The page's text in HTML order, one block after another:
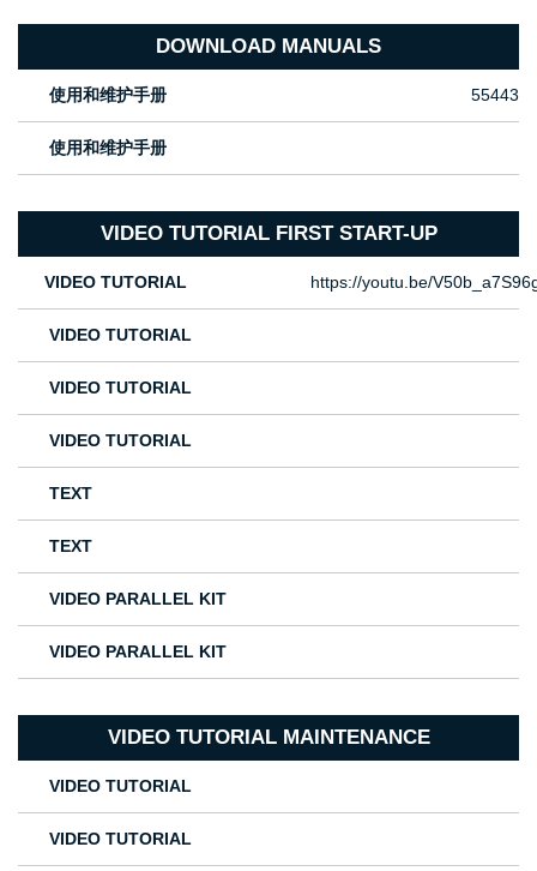
DOWNLOAD MANUALS
使用和维护手册 55443
使用和维护手册
VIDEO TUTORIAL FIRST START-UP
VIDEO TUTORIAL https://youtu.be/
VIDEO TUTORIAL
VIDEO TUTORIAL
VIDEO TUTORIAL
TEXT
TEXT
VIDEO PARALLEL KIT
VIDEO PARALLEL KIT
VIDEO TUTORIAL MAINTENANCE
VIDEO TUTORIAL
VIDEO TUTORIAL